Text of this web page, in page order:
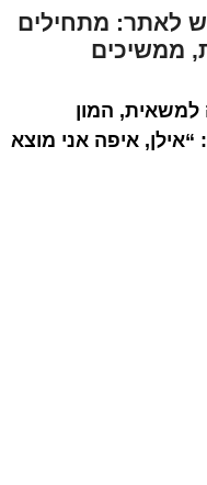
לאתר: מתחילים
ממשיכים
למשאית, המון
איפה אני מוצא